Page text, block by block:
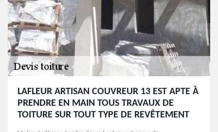
LAFLEUR ARTISAN COUVREUR 13 EST APTE À
PRENDRE EN MAIN TOUS TRAVAUX DE
TOITURE SUR TOUT TYPE DE REVÊTEMENT